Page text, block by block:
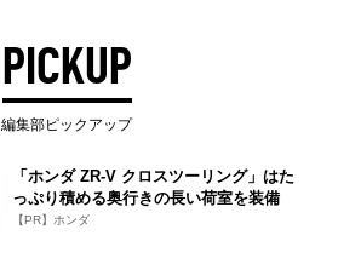
PICKUP
編集部ピックアップ
「ホンダ ZR-V クロスツーリング」はた
っぷり積める奥行きの長い荷室を装備
【PR】ホンダ